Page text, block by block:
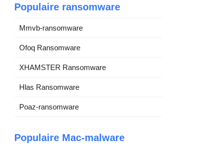
Populaire ransomware
Mmvb-ransomware
Ofoq Ransomware
XHAMSTER Ransomware
Hlas Ransomware
Poaz-ransomware
Populaire Mac-malware